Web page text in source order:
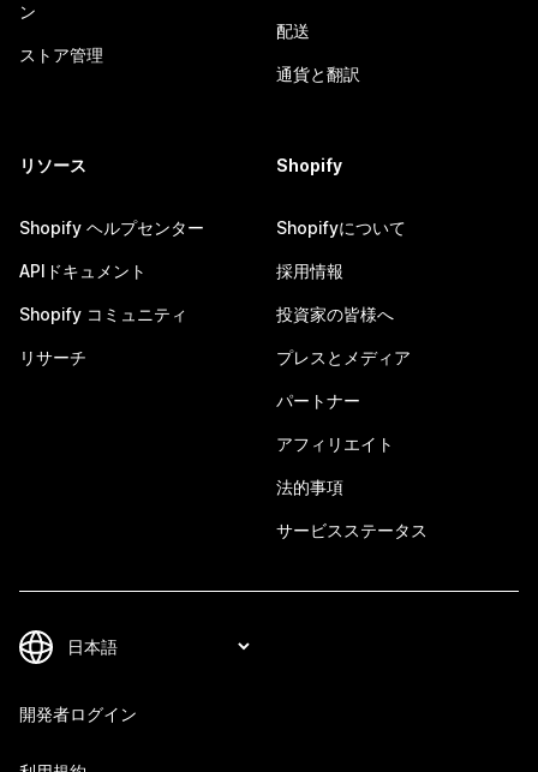
ン
ストア管理
配送
通貨と翻訳
リソース
Shopify ヘルプセンター
APIドキュメント
Shopify コミュニティ
リサーチ
Shopify
Shopifyについて
採用情報
投資家の皆様へ
プレスとメディア
パートナー
アフィリエイト
法的事項
サービスステータス
開発者ログイン